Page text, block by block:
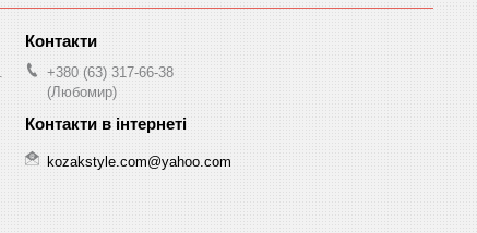
+380 (63) 317-66-38
(Любомир)
kozakstyle.com@yahoo.com